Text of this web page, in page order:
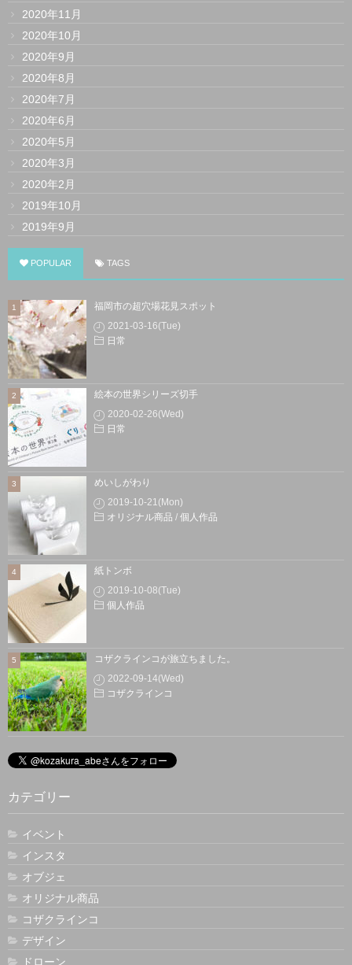
2020年11月
2020年10月
2020年9月
2020年8月
2020年7月
2020年6月
2020年5月
2020年3月
2020年2月
2019年10月
2019年9月
POPULAR TAGS
福岡市の超穴場花見スポット
2021-03-16(Tue)
日常
絵本の世界シリーズ切手
2020-02-26(Wed)
日常
めいしがわり
2019-10-21(Mon)
オリジナル商品 / 個人作品
紙トンボ
2019-10-08(Tue)
個人作品
コザクラインコが旅立ちました。
2022-09-14(Wed)
コザクラインコ
カテゴリー
イベント
インスタ
オブジェ
オリジナル商品
コザクラインコ
デザイン
ドローン